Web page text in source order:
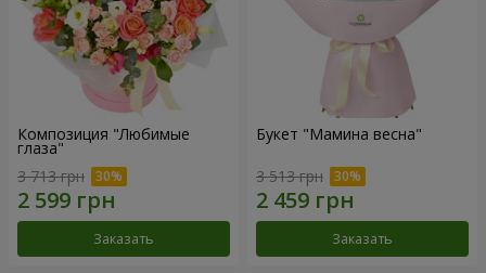
Композиция "Любимые
глаза"
3 713 грн
Заказать
Букет "Мамина весна"
3 513 грн
Заказать